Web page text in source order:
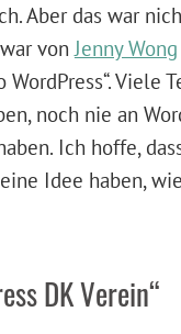
Aber das war
vonJenny Wong
WordPress“. Viele
noch nie an
Ich hoffe,
Idee haben,
DK Verein“